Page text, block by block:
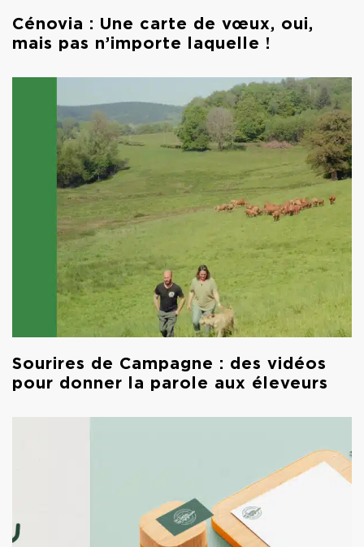
Cénovia : Une carte de vœux, oui,
mais pas n’importe laquelle !
Sourires de Campagne : des vidéos
pour donner la parole aux éleveurs